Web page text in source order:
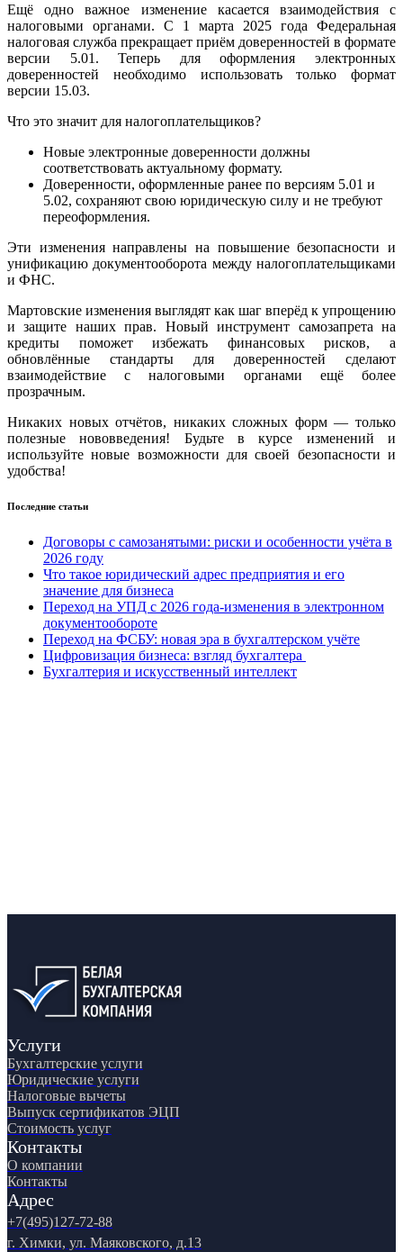
Ещё одно важное изменение касается взаимодействия с
налоговыми органами. С 1 марта 2025 года Федеральная
налоговая служба прекращает приём доверенностей в формате
версии 5.01. Теперь для оформления электронных
доверенностей необходимо использовать только формат
версии 15.03.
Что это значит для налогоплательщиков?
Новые электронные доверенности должны
соответствовать актуальному формату.
Доверенности, оформленные ранее по версиям 5.01 и
5.02, сохраняют свою юридическую силу и не требуют
переоформления.
Эти изменения направлены на повышение безопасности и
унификацию документооборота между налогоплательщиками
и ФНС.
Мартовские изменения выглядят как шаг вперёд к упрощению
и защите наших прав. Новый инструмент самозапрета на
кредиты поможет избежать финансовых рисков, а
обновлённые стандарты для доверенностей сделают
взаимодействие с налоговыми органами ещё более
прозрачным.
Никаких новых отчётов, никаких сложных форм — только
полезные нововведения! Будьте в курсе изменений и
используйте новые возможности для своей безопасности и
удобства!
Последние статьи
Договоры с самозанятыми: риски и особенности учёта в
2026 году
Что такое юридический адрес предприятия и его
значение для бизнеса
Переход на УПД с 2026 года-изменения в электронном
документообороте
Переход на ФСБУ: новая эра в бухгалтерском учёте
Цифровизация бизнеса: взгляд бухгалтера
Бухгалтерия и искусственный интеллект
Услуги
Бухгалтерские услуги
Юридические услуги
Налоговые вычеты
Выпуск сертификатов ЭЦП
Стоимость услуг
Контакты
О компании
Контакты
Адрес
+7(495)127-72-88
г. Химки, ул. Маяковского, д.13